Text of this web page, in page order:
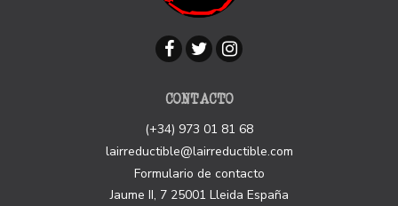
CONTACTO
(+34) 973 01 81 68
lairreductible@lairreductible.com
Formulario de contacto
Jaume II, 7 25001 Lleida España